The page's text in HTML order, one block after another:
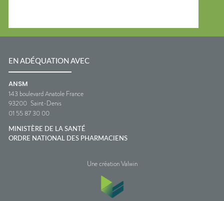
EN ADÉQUATION AVEC
ANSM
143 boulevard Anatole France
93200 Saint-Denis
01 55 87 30 00
MINISTÈRE DE LA SANTÉ
ORDRE NATIONAL DES PHARMACIENS
Une création Valwin